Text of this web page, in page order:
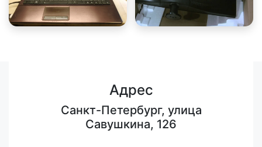
Адрес
Санкт-Петербург, улица
Савушкина, 126